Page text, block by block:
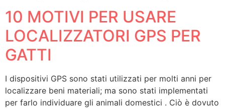
10 MOTIVI PER USARE
LOCALIZZATORI GPS PER
GATTI
I dispositivi GPS sono stati utilizzati per molti anni per
localizzare beni materiali; ma sono stati implementati
per farlo individuare gli animali domestici . Ciò è dovuto